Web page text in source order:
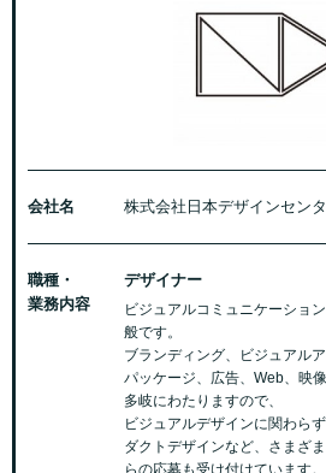
会社名 株式会社日本デザインセン
職種・
業務内容
デザイナー
ビジュアルコミュニケーショ
般です。
ブランディング、ビジュアル
パッケージ、広告、Web、映
多岐にわたりますので、
ビジュアルデザインに関わら
ダクトデザインなど、さまざ
らの応募も受け付けています。